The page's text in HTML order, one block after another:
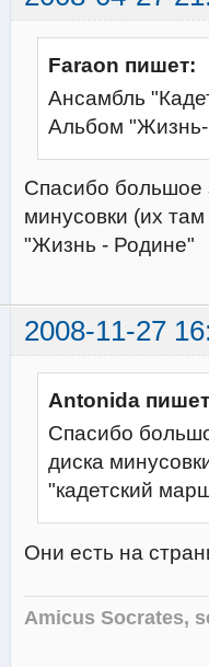
Faraon пишет:
Ансамбль
Альбом "Жизнь-
Спасибо большое
минусовки (их
"Жизнь - Родине"
2008-11-27
Antonida
Спасибо
диска
"кадетский
Они есть на
Amicus Socrates,